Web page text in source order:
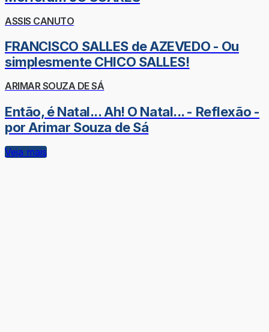
ASSIS CANUTO
FRANCISCO SALLES de AZEVEDO - Ou
simplesmente CHICO SALLES!
ARIMAR SOUZA DE SÁ
Então, é Natal... Ah! O Natal... - Reflexão -
por Arimar Souza de Sá
Veja mais